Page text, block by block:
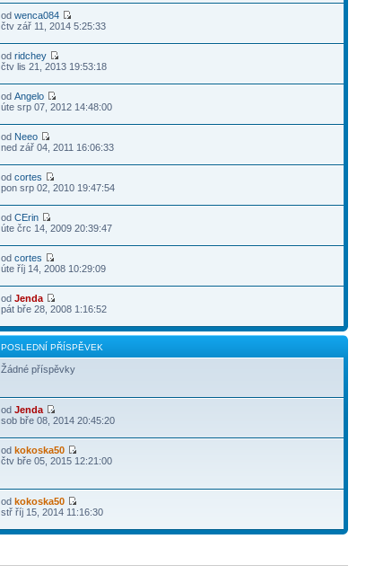
odwenca084
čtv zář 11, 2014 5:25:33
odridchey
čtv lis 21, 2013 19:53:18
odAngelo
úte srp 07, 2012 14:48:00
od Neeo
ned zář 04, 2011 16:06:33
odcortes
pon srp 02, 2010 19:47:54
odCErin
úte črc 14, 2009 20:39:47
odcortes
úte říj 14, 2008 10:29:09
odJenda
pát bře 28, 2008 1:16:52
POSLEDNÍ PŘÍSPĚVEK
Žádné příspěvky
odJenda
sob bře 08, 2014 20:45:20
odkokoska50
čtv bře 05, 2015 12:21:00
odkokoska50
stř říj 15, 2014 11:16:30